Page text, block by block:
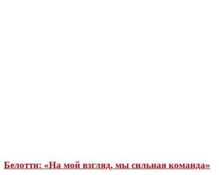
Белотти: «На мой взгляд, мы сильная команда»